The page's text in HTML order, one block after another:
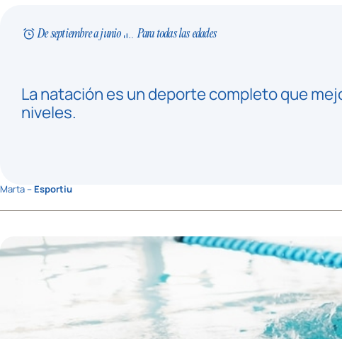
De septiembre a junio Para todas las edades
La natación es un deporte completo que
niveles.
Marta – Esportiu